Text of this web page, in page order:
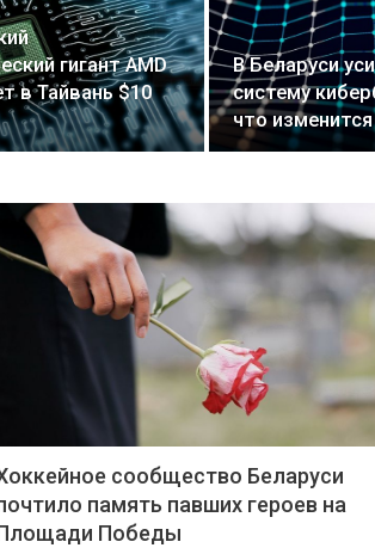
гигант AMD
в Тайвань $10
В Беларуси
систему
что изменится
сообщество Беларуси
память павших героев на
Победы